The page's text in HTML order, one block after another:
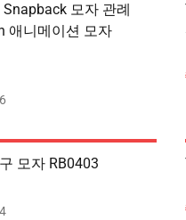
모자 관례
애니메이션 모자
모자 RB0403